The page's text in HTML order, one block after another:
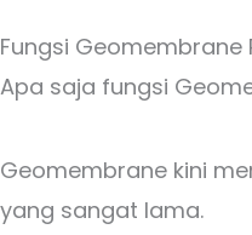
Fungsi Geomembrane
Apa saja fungsi
Geomembrane kini
yang sangat lama.